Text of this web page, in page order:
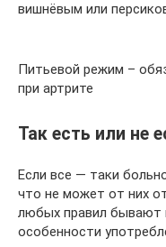
вишнёвым или
Питьевой режим –
при артрите
Так есть или не
Если все — таки
что не может от них
любых правил бывают
особенности